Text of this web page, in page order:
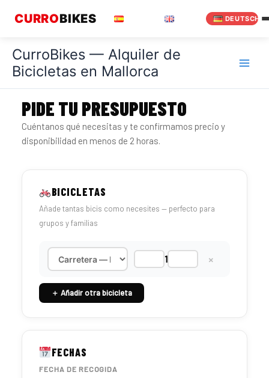
CURROBIKES ENGLISH DEUTSCH
Inhalt
CurroBikes — Alquiler de
Bicicletas en Mallorca
PIDE TU PRESUPUESTO
Cuéntanos qué necesitas y te confirmamos precio y
disponibilidad en menos de 2 horas.
BICICLETAS
Añade tantas bicis como necesites — perfecto para
grupos y familias
1 ×
＋ Añadir otra bicicleta
FECHAS
FECHA DE RECOGIDA